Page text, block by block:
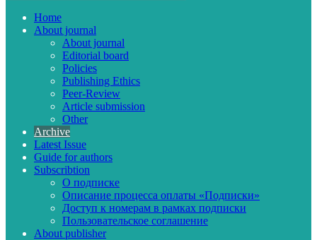
Home
About journal
About journal
Editorial board
Policies
Publishing Ethics
Peer-Review
Article submission
Other
Archive
Latest Issue
Guide for authors
Subscribtion
О подписке
Описание процесса оплаты «Подписки»
Доступ к номерам в рамках подписки
Пользовательское соглашение
About publisher